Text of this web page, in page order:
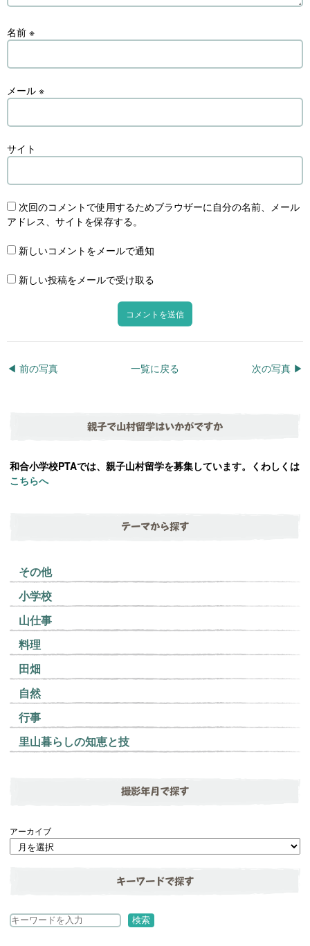
名前 ※
メール ※
サイト
次回のコメントで使用するためブラウザーに自分の名前、メール
アドレス、サイトを保存する。
新しいコメントをメールで通知
新しい投稿をメールで受け取る
◀︎ 前の写真 次の写真 ▶︎
一覧に戻る
親子で山村留学はいかがですか
和合小学校PTAでは、親子山村留学を募集しています。くわしくは
こちらへ
テーマから探す
その他
小学校
山仕事
料理
田畑
自然
行事
里山暮らしの知恵と技
撮影年月で探す
アーカイブ
キーワードで探す
検
検索